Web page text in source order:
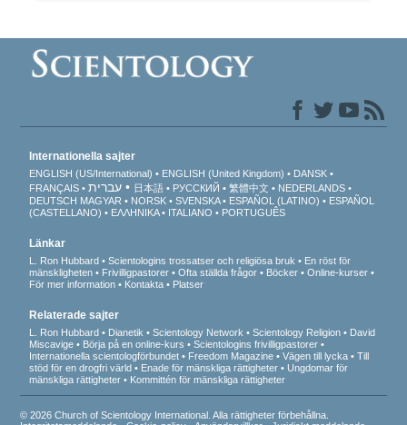
Internationella sajter
ENGLISH (US/International) ENGLISH (United Kingdom)
DANSK
FRANÇAIS
עברית 日本語 РУССКИЙ 繁體中文
NEDERLANDS
DEUTSCH MAGYAR NORSK SVENSKA ESPAÑOL (LATINO)
ESPAÑOL
(CASTELLANO)
ΕΛΛΗΝΙΚA ITALIANO PORTUGUÊS
Länkar
L. Ron Hubbard Scientologins trossatser och religiösa bruk
En röst för
mänskligheten
Frivilligpastorer Ofta ställda frågor Böcker
Online-kurser
För mer information
Kontakta Platser
Relaterade sajter
L. Ron Hubbard Dianetik Scientology Network Scientology Religion
David
Miscavige
Börja på en online-kurs
Scientologins frivilligpastorer
Internationella scientologförbundet
Freedom Magazine Vägen till lycka
Till
stöd för en drogfri värld
Enade för mänskliga rättigheter
Ungdomar för
mänskliga rättigheter
Kommittén för mänskliga rättigheter
© 2026 Church of Scientology International. Alla rättigheter förbehållna.